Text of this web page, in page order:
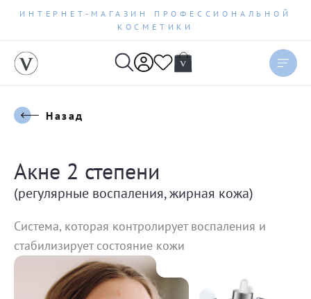
ИНТЕРНЕТ-МАГАЗИН ПРОФЕССИОНАЛЬНОЙ
КОСМЕТИКИ
Назад
Акне 2 степени
(регулярные воспаления, жирная кожа)
Система, которая контролирует воспаления и
стабилизирует состояние кожи